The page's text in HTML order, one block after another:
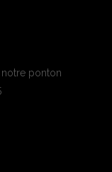
notre ponton